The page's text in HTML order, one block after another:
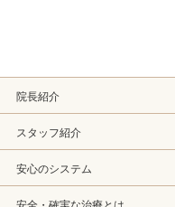
院長紹介
スタッフ紹介
安心のシステム